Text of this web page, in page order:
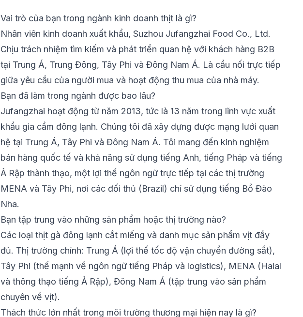
Vai trò của bạn trong ngành kinh doanh thịt là gì?
Nhân viên kinh doanh xuất khẩu, Suzhou Jufangzhai Food Co., Ltd.
Chịu trách nhiệm tìm kiếm và phát triển quan hệ với khách hàng B2B
tại Trung Á, Trung Đông, Tây Phi và Đông Nam Á. Là cầu nối trực tiếp
giữa yêu cầu của người mua và hoạt động thu mua của nhà máy.
Bạn đã làm trong ngành được bao lâu?
Jufangzhai hoạt động từ năm 2013, tức là 13 năm trong lĩnh vực xuất
khẩu gia cầm đông lạnh. Chúng tôi đã xây dựng được mạng lưới quan
hệ tại Trung Á, Tây Phi và Đông Nam Á. Tôi mang đến kinh nghiệm
bán hàng quốc tế và khả năng sử dụng tiếng Anh, tiếng Pháp và tiếng
Ả Rập thành thạo, một lợi thế ngôn ngữ trực tiếp tại các thị trường
MENA và Tây Phi, nơi các đối thủ (Brazil) chỉ sử dụng tiếng Bồ Đào
Nha.
Bạn tập trung vào những sản phẩm hoặc thị trường nào?
Các loại thịt gà đông lạnh cắt miếng và danh mục sản phẩm vịt đầy
đủ. Thị trường chính: Trung Á (lợi thế tốc độ vận chuyển đường sắt),
Tây Phi (thế mạnh về ngôn ngữ tiếng Pháp và logistics), MENA (Halal
và thông thạo tiếng Ả Rập), Đông Nam Á (tập trung vào sản phẩm
chuyên về vịt).
Thách thức lớn nhất trong môi trường thương mại hiện nay là gì?